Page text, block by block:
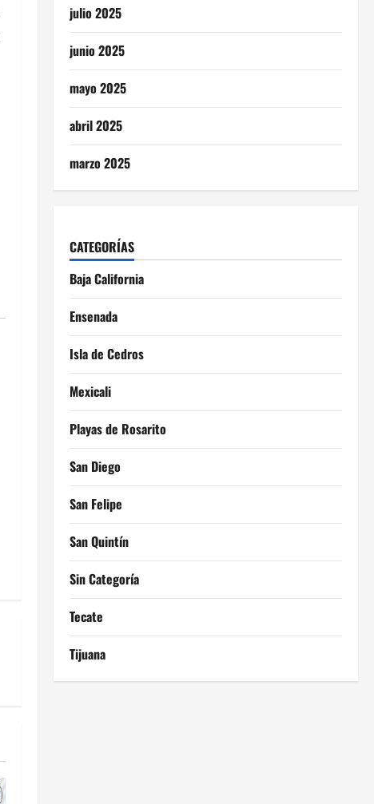
julio 2025
junio 2025
mayo 2025
abril 2025
marzo 2025
CATEGORÍAS
Baja California
Ensenada
Isla de Cedros
Mexicali
Playas de Rosarito
San Diego
San Felipe
San Quintín
Sin Categoría
Tecate
Tijuana